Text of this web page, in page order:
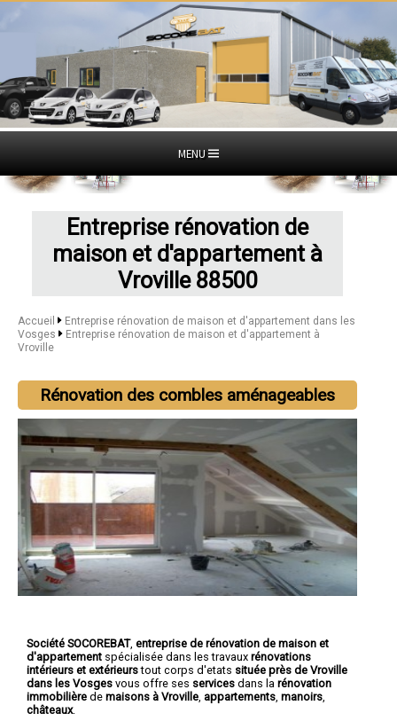
MENU
Entreprise rénovation de
maison et d'appartement à
Vroville 88500
Accueil
Entreprise rénovation de maison et d'appartement dans les
Vosges
Entreprise rénovation de maison et d'appartement à
Vroville
Rénovation des combles aménageables
Société SOCOREBAT, entreprise de rénovation de maison et
d'appartement spécialisée dans les travaux rénovations
intérieurs et extérieurstout corps d'etats située près de Vroville
dans les Vosges vous offre ses services dans la rénovation
immobilière de maisons à Vroville appartements manoirs
châteaux.